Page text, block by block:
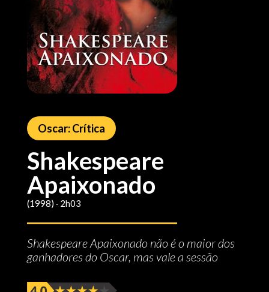
Oscar: Crítica
Shakespeare
Apaixonado
(1998) ‧ 2h03
Shakespeare Apaixonado não é o maior dos
ganhadores do Oscar, mas vale a sessão